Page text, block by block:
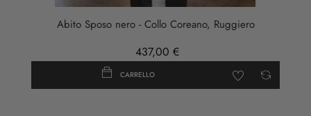
Abito Sposo nero - Collo Coreano, Ruggiero
437,00 €
CARRELLO